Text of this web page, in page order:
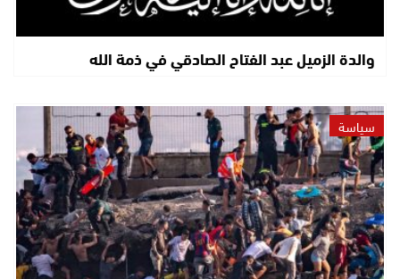
والدة الزميل عبد الفتاح الصادقي في ذمة الله
سياسة